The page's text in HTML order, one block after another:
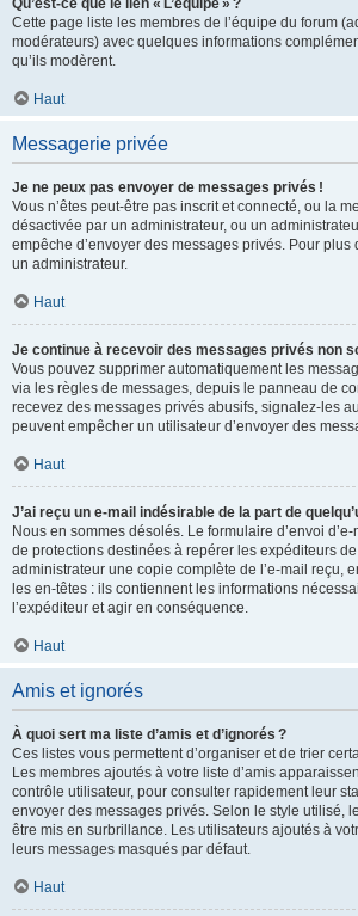
Qu’est-ce que le lien « L’équipe » ?
Cette page liste les membres de l’équipe du forum
modérateurs) avec quelques informations
qu’ils modèrent.
Haut
Messagerie privée
Je ne peux pas envoyer de messages privés !
Vous n’êtes peut-être pas inscrit et connecté, ou la
désactivée par un administrateur, ou un
empêche d’envoyer des messages privés. Pour plus
un administrateur.
Haut
Je continue à recevoir des messages privés non
Vous pouvez supprimer automatiquement les
via les règles de messages, depuis le panneau de
recevez des messages privés abusifs, signalez-les
peuvent empêcher un utilisateur d’envoyer des
Haut
J’ai reçu un e-mail indésirable de la part de
Nous en sommes désolés. Le formulaire d’envoi
de protections destinées à repérer les expéditeurs
administrateur une copie complète de l’e-mail reçu,
les en-têtes : ils contiennent les informations
l’expéditeur et agir en conséquence.
Haut
Amis et ignorés
À quoi sert ma liste d’amis et d’ignorés ?
Ces listes vous permettent d’organiser et de trier
Les membres ajoutés à votre liste d’amis
contrôle utilisateur, pour consulter rapidement leur
envoyer des messages privés. Selon le style utilisé,
être mis en surbrillance. Les utilisateurs ajoutés à
leurs messages masqués par défaut.
Haut